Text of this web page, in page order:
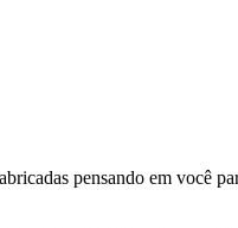
pensando em você